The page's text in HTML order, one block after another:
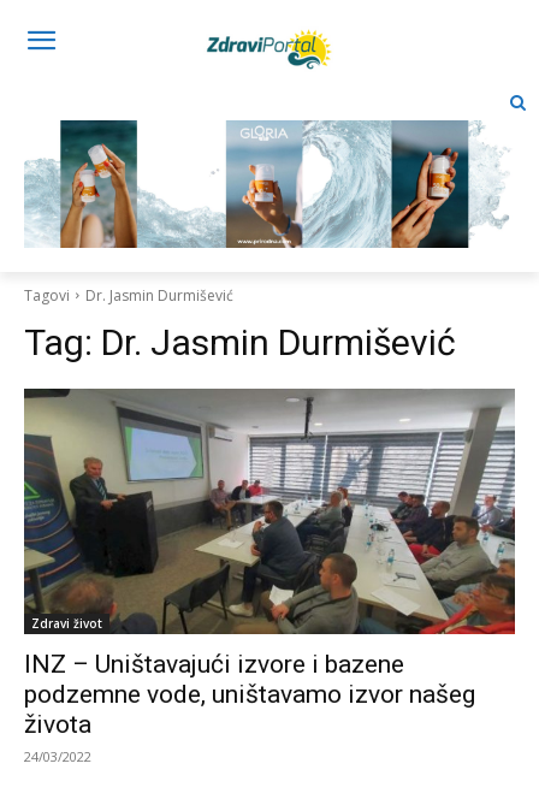
Tagovi Dr. Jasmin Durmišević
Tag: Dr. Jasmin Durmišević
Zdravi život
INZ – Uništavajući izvore i bazene
podzemne vode, uništavamo izvor našeg
života
24/03/2022